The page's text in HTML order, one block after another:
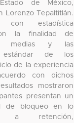
de México,
Lorenzo Tepaltitlán.
estadística
la finalidad de
medias y las
estándar de los
de la experiencia
con dichos
mostraron
presentan un
de bloqueo en lo
a retención,